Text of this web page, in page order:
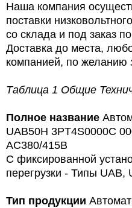
Наша компания
поставки
со склада и под заказ
Доставка до места,
компанией, по желанию
Таблица 1 Общие
Полное название
UAB50H 3PT4S0000C
AC380/415В
С фиксированной
перегрузки - Типы UAB,
Тип продукции